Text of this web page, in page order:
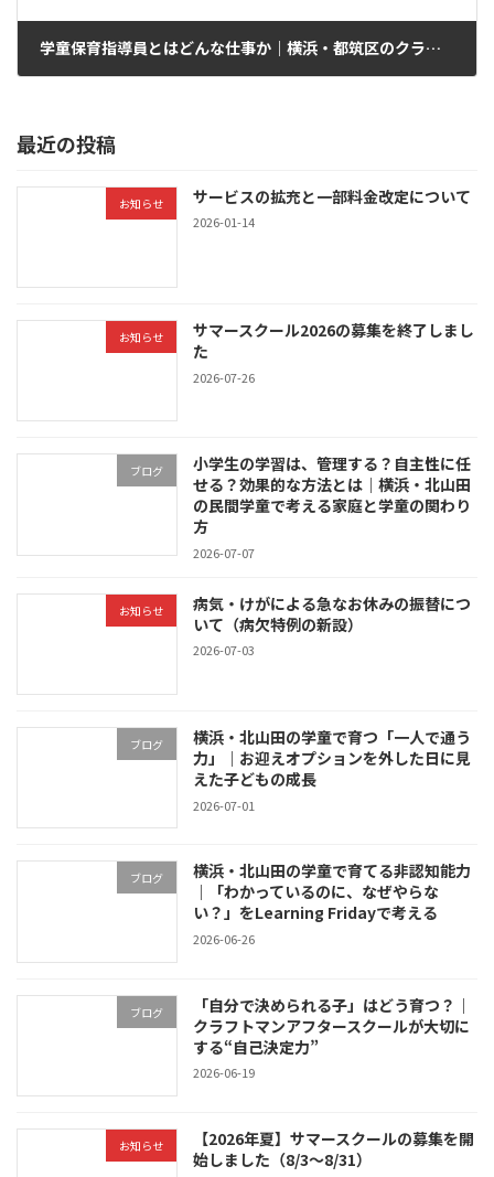
学童保育指導員とはどんな仕事か｜横浜・都筑区のクラフトマンアフタースクール
最近の投稿
お知らせ サービスの拡充と一部料金改定について
2026-01-14
お知らせ
サマースクール2026の募集を終了しまし
た
2026-07-26
ブログ
小学生の学習は、管理する？自主性に任
せる？効果的な方法とは｜横浜・北山田
の民間学童で考える家庭と学童の関わり
方
2026-07-07
お知らせ
病気・けがによる急なお休みの振替につ
いて（病欠特例の新設）
2026-07-03
ブログ
横浜・北山田の学童で育つ「一人で通う
力」｜お迎えオプションを外した日に見
えた子どもの成長
2026-07-01
ブログ
横浜・北山田の学童で育てる非認知能力
｜「わかっているのに、なぜやらな
い？」をLearning Fridayで考える
2026-06-26
ブログ
「自分で決められる子」はどう育つ？｜
クラフトマンアフタースクールが大切に
する“自己決定力”
2026-06-19
お知らせ
【2026年夏】サマースクールの募集を開
始しました（8/3〜8/31）